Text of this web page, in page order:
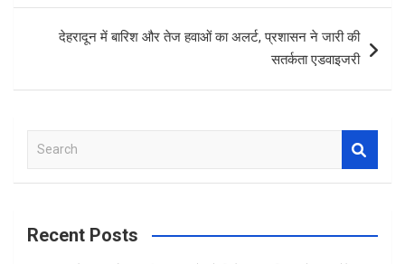
o
k
p
p
देहरादून में बारिश और तेज हवाओं का अलर्ट, प्रशासन ने जारी की
सतर्कता एडवाइजरी
a
c
Recent Posts